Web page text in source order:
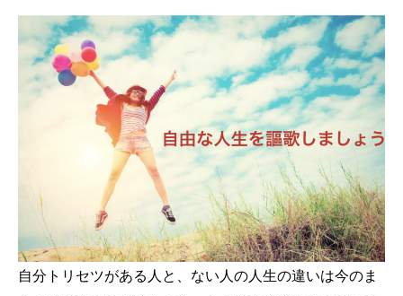
自分トリセツがある人と、ない人の人生の違いは今のま